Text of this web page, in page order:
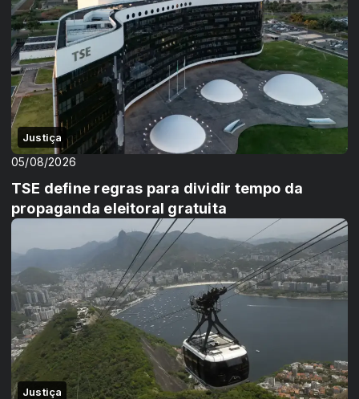
Justiça
05/08/2026
TSE define regras para dividir tempo da
propaganda eleitoral gratuita
Justiça